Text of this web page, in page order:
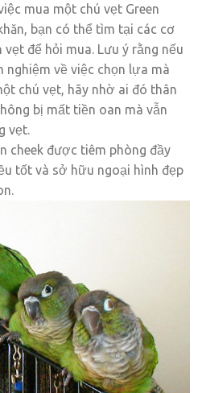
mua một chú vẹt Green
bạn có thể tìm tại các cơ
để hỏi mua. Lưu ý rằng nếu
nghiệm về việc chọn lựa mà
chú vẹt, hãy nhờ ai đó thân
bị mất tiền oan mà vẫn
vẹt.
cheek được tiêm phòng đầy
tốt và sở hữu ngoại hình đẹp